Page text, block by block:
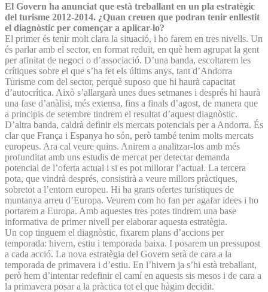
El Govern ha anunciat que està treballant en un pla estratègic
del turisme 2012-2014. ¿Quan creuen que podran tenir enllestit
el diagnòstic per començar a aplicar-lo?
El primer és tenir molt clara la situació, i ho farem en tres nivells. Un
és parlar amb el sector, en format reduït, en què hem agrupat la gent
per afinitat de negoci o d’associació. D’una banda, escoltarem les
crítiques sobre el que s’ha fet els últims anys, tant d’Andorra
Turisme com del sector, perquè suposo que hi haurà capacitat
d’autocrítica. Això s’allargarà unes dues setmanes i després hi haurà
una fase d’anàlisi, més extensa, fins a finals d’agost, de manera que
a principis de setembre tindrem el resultat d’aquest diagnòstic.
D’altra banda, caldrà definir els mercats potencials per a Andorra. És
clar que França i Espanya ho són, però també tenim molts mercats
europeus. Ara cal veure quins. Anirem a analitzar-los amb més
profunditat amb uns estudis de mercat per detectar demanda
potencial de l’oferta actual i si es pot millorar l’actual. La tercera
pota, que vindrà després, consistirà a veure millors pràctiques,
sobretot a l’entorn europeu. Hi ha grans ofertes turístiques de
muntanya arreu d’Europa. Veurem com ho fan per agafar idees i ho
portarem a Europa. Amb aquestes tres potes tindrem una base
informativa de primer nivell per elaborar aquesta estratègia.
Un cop tinguem el diagnòstic, fixarem plans d’accions per
temporada: hivern, estiu i temporada baixa. I posarem un pressupost
a cada acció. La nova estratègia del Govern serà de cara a la
temporada de primavera i d’estiu. En l’hivern ja s’hi està treballant,
però hem d’intentar redefinir el camí en aquests sis mesos i de cara a
la primavera posar a la pràctica tot el que hàgim decidit.